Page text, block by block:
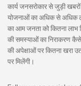
कार्य जनसरोकार से जुड़ी
योजनाओं का अधिक से अधिक
का आम जनता को कितना लाभ
की समस्याओं का निराकरण
की अपेक्षाओं पर कितना खरा
पर मिलेंगी।